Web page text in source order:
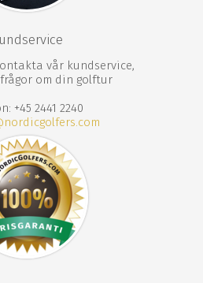
vår kundservice,
om din golftur
+45 2441 2240